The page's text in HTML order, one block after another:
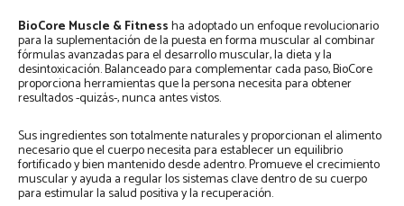
BioCore Muscle & Fitnessha adoptado un enfoque revolucionario
para la suplementación de la puesta en forma muscular al combinar
fórmulas avanzadas para el desarrollo muscular, la dieta y la
desintoxicación. Balanceado para complementar cada paso, BioCore
proporciona herramientas que la persona necesita para obtener
resultados -quizás-, nunca antes vistos.
Sus ingredientes son totalmente naturales y proporcionan el alimento
necesario que el cuerpo necesita para establecer un equilibrio
fortificado y bien mantenido desde adentro. Promueve el crecimiento
muscular y ayuda a regular los sistemas clave dentro de su cuerpo
para estimular la salud positiva y la recuperación.